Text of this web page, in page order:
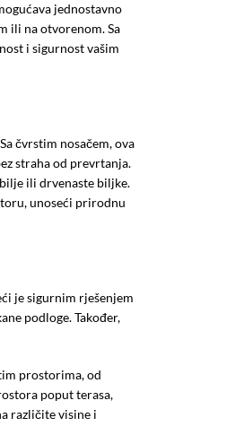
jednostavno
ili na otvorenom. Sa
i sigurnost vašim
čvrstim nosačem, ova
straha od prevrtanja.
ili drvenaste biljke.
unoseći prirodnu
je sigurnim rješenjem
podloge. Također,
prostorima, od
poput terasa,
različite visine i